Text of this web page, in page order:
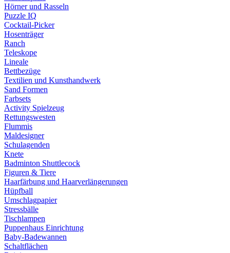
Hörner und Rasseln
Puzzle IQ
Cocktail-Picker
Hosenträger
Ranch
Teleskope
Lineale
Bettbezüge
Textilien und Kunsthandwerk
Sand Formen
Farbsets
Activity Spielzeug
Rettungswesten
Flummis
Maldesigner
Schulagenden
Knete
Badminton Shuttlecock
Figuren & Tiere
Haarfärbung und Haarverlängerungen
Hüpfball
Umschlagpapier
Stressbälle
Tischlampen
Puppenhaus Einrichtung
Baby-Badewannen
Schaltflächen